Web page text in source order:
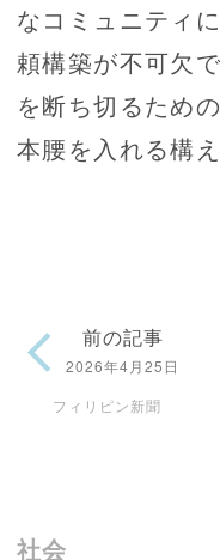
なコミュニティ
頼構築が不可欠
を断ち切るため
本腰を入れる構え
前の記事
2026年4月25日
フィリピン新聞
社会